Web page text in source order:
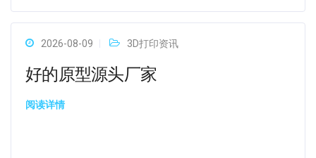
2026-08-09 3D打印资讯
好的原型源头厂家
阅读详情